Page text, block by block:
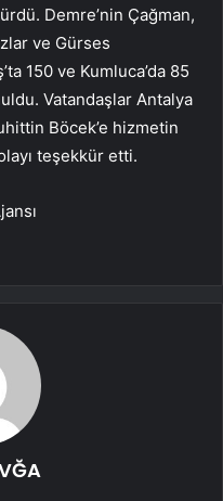
Demre’nin Çağman,
ve Gürses
150 ve Kumluca’da 85
Vatandaşlar Antalya
Böcek’e hizmetin
teşekkür etti.